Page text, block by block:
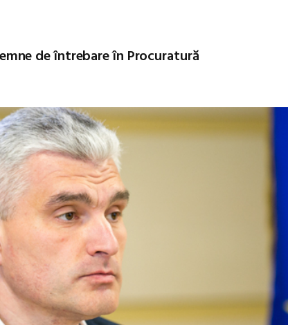
de întrebare în Procuratură